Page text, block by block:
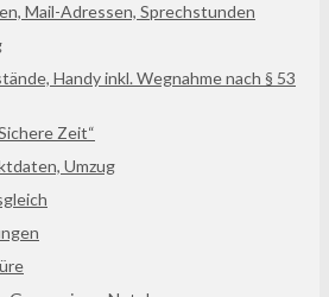
Mail-Adressen, Sprechstunden
Handy inkl. Wegnahme nach § 53
Zeit“
Umzug